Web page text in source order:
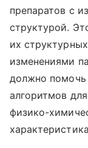
препаратов с
структурой.
их
изменениями
должно помочь
алгоритмов
физико-